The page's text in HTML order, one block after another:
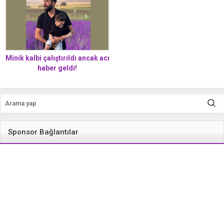
Minik kalbi çalıştırıldı ancak acı
haber geldi!
Sponsor Bağlantılar